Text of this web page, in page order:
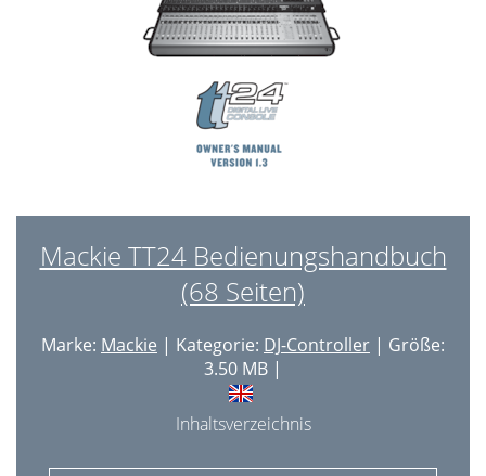
Mackie TT24 Bedienungshandbuch
(68 Seiten)
Marke: Mackie | Kategorie: DJ-Controller | Größe:
3.50 MB |
Inhaltsverzeichnis